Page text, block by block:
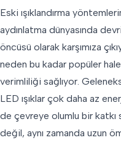
Eski ışıklandırma
aydınlatma dünyasında
öncüsü olarak karşımıza
neden bu kadar popüler
verimliliği sağlıyor.
LED ışıklar çok daha az
de çevreye olumlu bir katkı
değil, aynı zamanda uzun